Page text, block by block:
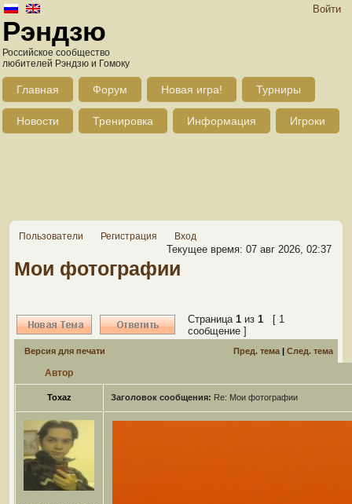
Войти
Рэндзю
Российское сообщество
любителей Рэндзю и Гомоку
Главная Форум Новая игра! Турниры
Новости Тренировка Информация Игроки
Пользователи Регистрация Вход
Текущее время: 07 авг 2026, 02:37
Мои фотографии
Страница 1 из 1 [ 1
сообщение ]
Версия для печати Пред. тема | След. тема
Автор
Toxaz Заголовок сообщения: Re: Мои фотографии